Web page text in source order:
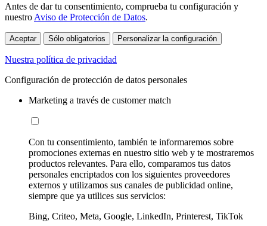
Antes de dar tu consentimiento, comprueba tu configuración y
nuestro Aviso de Protección de Datos.
Aceptar Sólo obligatorios Personalizar la configuración
Nuestra política de privacidad
Configuración de protección de datos personales
Marketing a través de customer match
Con tu consentimiento, también te informaremos sobre
promociones externas en nuestro sitio web y te mostraremos
productos relevantes. Para ello, comparamos tus datos
personales encriptados con los siguientes proveedores
externos y utilizamos sus canales de publicidad online,
siempre que ya utilices sus servicios:
Bing, Criteo, Meta, Google, LinkedIn, Printerest, TikTok